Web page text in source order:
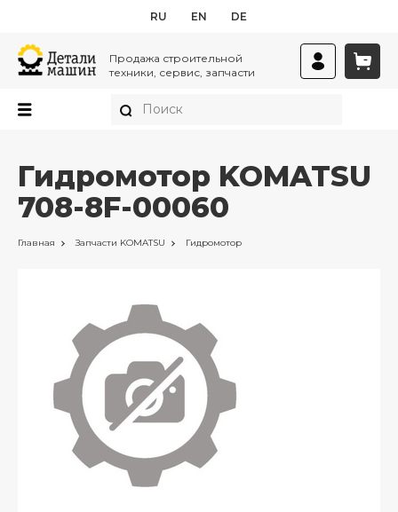
RU EN DE
Продажа строительной
техники, сервис, запчасти
Гидромотор KOMATSU
708-8F-00060
Главная Запчасти KOMATSU Гидромотор